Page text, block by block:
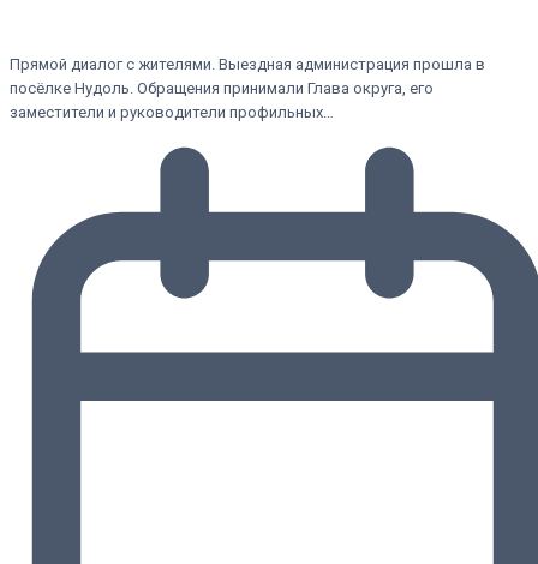
Прямой диалог с жителями. Выездная администрация прошла в
посёлке Нудоль. Обращения принимали Глава округа, его
заместители и руководители профильных…